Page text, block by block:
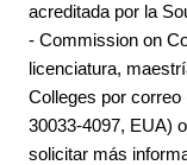
acreditada por la
- Commission on
licenciatura,
Colleges por correo
30033-4097, EUA)
solicitar más